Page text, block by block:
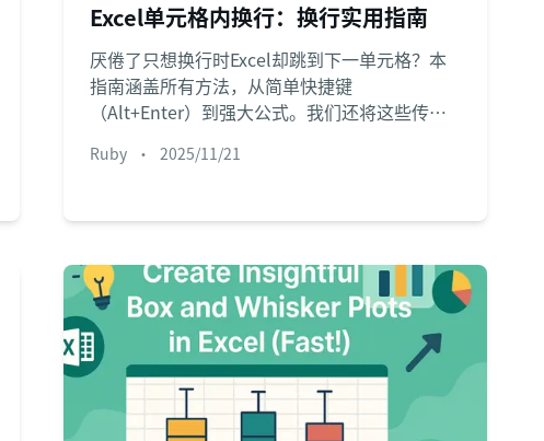
Excel单元格内换行：换行实用指南
厌倦了只想换行时Excel却跳到下一单元格？本
指南涵盖所有方法，从简单快捷键
（Alt+Enter）到强大公式。我们还将这些传统
比。
Ruby • 2025/11/21